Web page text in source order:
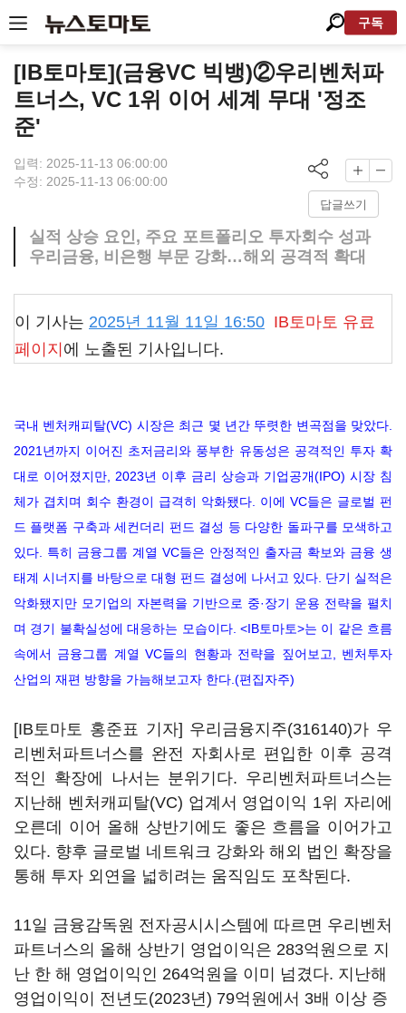
구독
[IB토마토](금융VC 빅뱅)②우리벤처파
트너스, VC 1위 이어 세계 무대 '정조
준'
입력: 2025-11-13 06:00:00
수정: 2025-11-13 06:00:00
답글쓰기
실적 상승 요인, 주요 포트폴리오 투자회수 성과
우리금융, 비은행 부문 강화…해외 공격적 확대
이 기사는 2025년 11월 11일 16:50 IB토마토 유료
페이지 에 노출된 기사입니다.
국내 벤처캐피탈(VC) 시장은 최근 몇 년간 뚜렷한 변곡점을 맞았다.
2021년까지 이어진 초저금리와 풍부한 유동성은 공격적인 투자 확
대로 이어졌지만, 2023년 이후 금리 상승과 기업공개(IPO) 시장 침
체가 겹치며 회수 환경이 급격히 악화됐다. 이에 VC들은 글로벌 펀
드 플랫폼 구축과 세컨더리 펀드 결성 등 다양한 돌파구를 모색하고
있다. 특히 금융그룹 계열 VC들은 안정적인 출자금 확보와 금융 생
태계 시너지를 바탕으로 대형 펀드 결성에 나서고 있다. 단기 실적은
악화됐지만 모기업의 자본력을 기반으로 중·장기 운용 전략을 펼치
며 경기 불확실성에 대응하는 모습이다. <IB토마토>는 이 같은 흐름
속에서 금융그룹 계열 VC들의 현황과 전략을 짚어보고, 벤처투자
산업의 재편 방향을 가늠해보고자 한다.(편집자주)
[IB토마토 홍준표 기자] 우리금융지주(316140)가 우
리벤처파트너스를 완전 자회사로 편입한 이후 공격
적인 확장에 나서는 분위기다. 우리벤처파트너스는
지난해 벤처캐피탈(VC) 업계서 영업이익 1위 자리에
오른데 이어 올해 상반기에도 좋은 흐름을 이어가고
있다. 향후 글로벌 네트워크 강화와 해외 법인 확장을
통해 투자 외연을 넓히려는 움직임도 포착된다.
11일 금융감독원 전자공시시스템에 따르면 우리벤처
파트너스의 올해 상반기 영업이익은 283억원으로 지
난 한 해 영업이익인 264억원을 이미 넘겼다. 지난해
영업이익이 전년도(2023년) 79억원에서 3배 이상 증